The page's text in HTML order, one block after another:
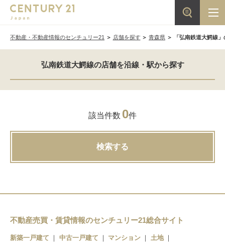
不動産・不動産情報のセンチュリー21 店舗を探す 青森県 「弘南鉄道大鰐線
弘南鉄道大鰐線の店舗を沿線・駅から探す
該当件数 0件
検索する
不動産売買・賃貸情報のセンチュリー21総合サイト
新築一戸建て 中古一戸建て マンション
土地